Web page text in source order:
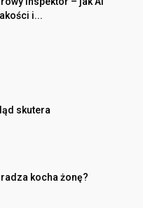
i...
skutera
kocha żonę?